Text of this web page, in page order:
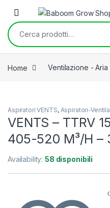
Skip to navigation
Skip to content
Cerca:
Home Ventilazione - Aria
Aspiratori VENTS, Aspiratori-
VENTS – TTRV
405-520 M³/H –
Availability:58 disponibili